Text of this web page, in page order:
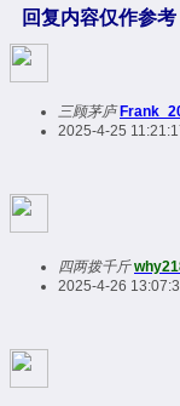
回复内容仅作参
三顾茅庐
2025-4-25
四两拨千斤
2025-4-26